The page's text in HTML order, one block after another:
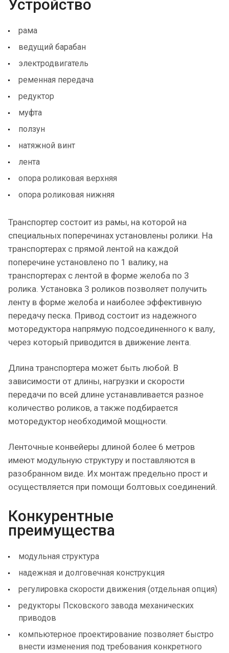
Устройство
рама
ведущий барабан
электродвигатель
ременная передача
редуктор
муфта
ползун
натяжной винт
лента
опора роликовая верхняя
опора роликовая нижняя
Транспортер состоит из рамы, на которой на
специальных поперечинах установлены ролики. На
транспортерах с прямой лентой на каждой
поперечине установлено по 1 валику, на
транспортерах с лентой в форме желоба по 3
ролика. Установка 3 роликов позволяет получить
ленту в форме желоба и наиболее эффективную
передачу песка. Привод состоит из надежного
моторедуктора напрямую подсоединенного к валу,
через который приводится в движение лента.
Длина транспортера может быть любой. В
зависимости от длины, нагрузки и скорости
передачи по всей длине устанавливается разное
количество роликов, а также подбирается
моторедуктор необходимой мощности.
Ленточные конвейеры длиной более 6 метров
имеют модульную структуру и поставляются в
разобранном виде. Их монтаж предельно прост и
осуществляется при помощи болтовых соединений.
Конкурентные
преимущества
модульная структура
надежная и долговечная конструкция
регулировка скорости движения (отдельная опция)
редукторы Псковского завода механических
приводов
компьютерное проектирование позволяет быстро
внести изменения под требования конкретного